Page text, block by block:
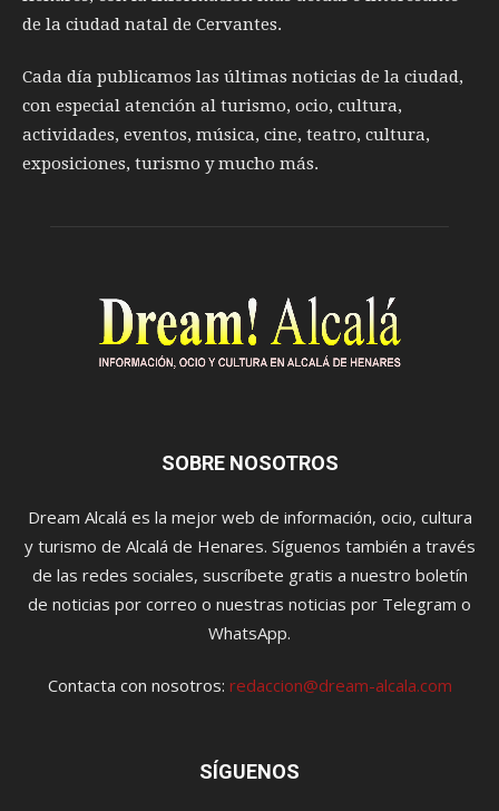
de la ciudad natal de Cervantes.
Cada día publicamos las últimas noticias de la ciudad,
con especial atención al turismo, ocio, cultura,
actividades, eventos, música, cine, teatro, cultura,
exposiciones, turismo y mucho más.
SOBRE NOSOTROS
Dream Alcalá es la mejor web de información, ocio, cultura
y turismo de Alcalá de Henares. Síguenos también a través
de las redes sociales, suscríbete gratis a nuestro boletín
de noticias por correo o nuestras noticias por Telegram o
WhatsApp.
Contacta con nosotros: redaccion@dream-alcala.com
SÍGUENOS